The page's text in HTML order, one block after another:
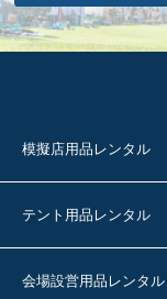
模擬店用品レンタル
テント用品レンタル
会場設営用品レンタル